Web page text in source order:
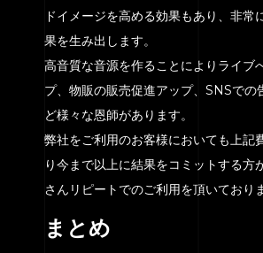
ドイメージを高める効果もあり、非常
果を生み出します。
高音質な音源を作ることによりライブ
プ、物販の販売促進アップ、SNSでの
ど様々な恩師があります。
弊社をご利用のお客様においても上記
り今まで以上に結果をコミットする方
さんリピートでのご利用を頂いており
まとめ